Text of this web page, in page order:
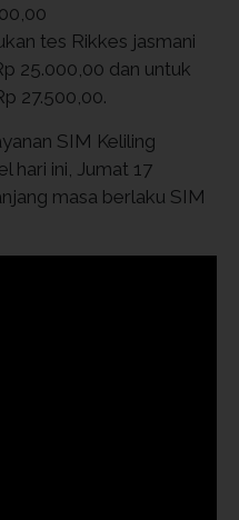
tes Rikkes jasmani
25.000,00 dan untuk
27.500,00.
SIM Keliling
hari ini, Jumat 17
masa berlaku SIM